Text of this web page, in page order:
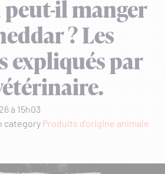
peut-il manger
? Les
expliqués par
à 15h03
category Produits d'origine animale